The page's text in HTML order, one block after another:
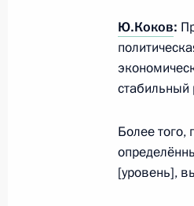
27
27 октября
Ю.Коков:
стабильный
Более того,
[уровень],